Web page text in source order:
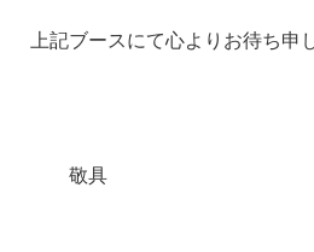
上記ブースにて心よりお待ち申
敬具